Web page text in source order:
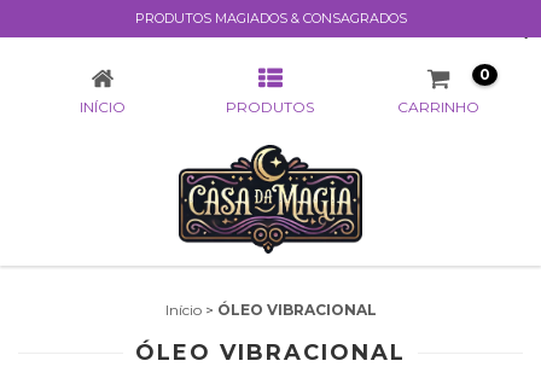
PRODUTOS MAGIADOS & CONSAGRADOS
ÓLEO VIBRACIONAL
INÍCIO PRODUTOS CARRINHO
0
Início > ÓLEO VIBRACIONAL
ÓLEO VIBRACIONAL